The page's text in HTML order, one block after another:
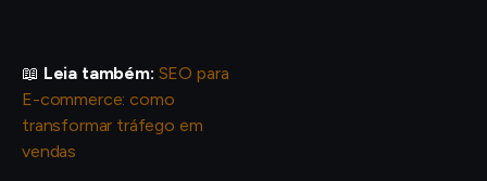
📖 Leia também: SEO para
E-commerce: como
transformar tráfego em
vendas